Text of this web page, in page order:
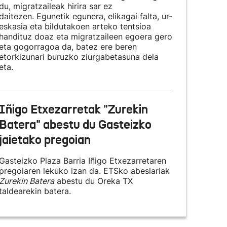
migratzaileak hirira sar ez
Egunetik egunera, elikagai falta, ur-
eta bildutakoen arteko tentsioa
doaz eta migratzaileen egoera gero
gogorragoa da, batez ere beren
buruzko ziurgabetasuna dela
Etxezarretak "Zurekin
abestu du Gasteizko
pregoian
Plaza Barria Iñigo Etxezarretaren
lekuko izan da. ETSko abeslariak
Bateraabestu du Oreka TX
batera.